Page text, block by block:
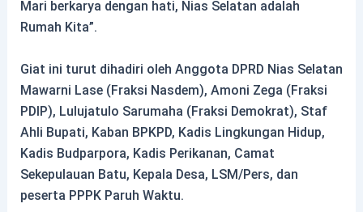
Mari berkarya dengan hati, Nias Selatan adalah
Rumah Kita”.
Giat ini turut dihadiri oleh Anggota DPRD Nias Selatan
Mawarni Lase (Fraksi Nasdem), Amoni Zega (Fraksi
PDIP), Lulujatulo Sarumaha (Fraksi Demokrat), Staf
Ahli Bupati, Kaban BPKPD, Kadis Lingkungan Hidup,
Kadis Budparpora, Kadis Perikanan, Camat
Sekepulauan Batu, Kepala Desa, LSM/Pers, dan
peserta PPPK Paruh Waktu.